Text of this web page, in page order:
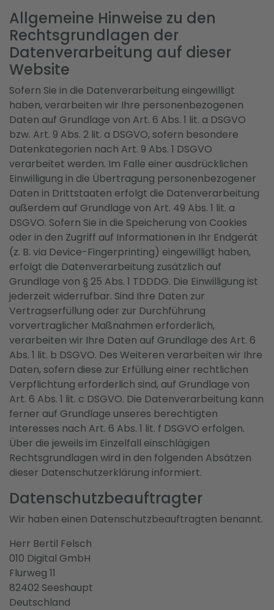
Allgemeine Hinweise zu den
Rechtsgrundlagen der
Datenverarbeitung auf dieser
Website
Sofern Sie in die Datenverarbeitung eingewilligt
haben, verarbeiten wir Ihre personenbezogenen
Daten auf Grundlage von Art. 6 Abs. 1 lit. a DSGVO
bzw. Art. 9 Abs. 2 lit. a DSGVO, sofern besondere
Datenkategorien nach Art. 9 Abs. 1 DSGVO
verarbeitet werden. Im Falle einer ausdrücklichen
Einwilligung in die Übertragung personenbezogener
Daten in Drittstaaten erfolgt die Datenverarbeitung
außerdem auf Grundlage von Art. 49 Abs. 1 lit. a
DSGVO. Sofern Sie in die Speicherung von Cookies
oder in den Zugriff auf Informationen in Ihr Endgerät
(z. B. via Device-Fingerprinting) eingewilligt haben,
erfolgt die Datenverarbeitung zusätzlich auf
Grundlage von § 25 Abs. 1 TDDDG. Die Einwilligung ist
jederzeit widerrufbar. Sind Ihre Daten zur
Vertragserfüllung oder zur Durchführung
vorvertraglicher Maßnahmen erforderlich,
verarbeiten wir Ihre Daten auf Grundlage des Art. 6
Abs. 1 lit. b DSGVO. Des Weiteren verarbeiten wir Ihre
Daten, sofern diese zur Erfüllung einer rechtlichen
Verpflichtung erforderlich sind, auf Grundlage von
Art. 6 Abs. 1 lit. c DSGVO. Die Datenverarbeitung kann
ferner auf Grundlage unseres berechtigten
Interesses nach Art. 6 Abs. 1 lit. f DSGVO erfolgen.
Über die jeweils im Einzelfall einschlägigen
Rechtsgrundlagen wird in den folgenden Absätzen
dieser Datenschutzerklärung informiert.
Datenschutz­beauftragter
Wir haben einen Datenschutzbeauftragten benannt.
Herr Bertil Felsch
010 Digital GmbH
Flurweg 11
82402 Seeshaupt
Deutschland